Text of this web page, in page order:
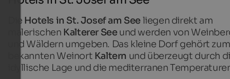
Die Hotels in St. Josef am Seeliegen direkt am
malerischen Kalterer Seeund werden von
und Wäldern umgeben. Das kleine Dorf gehört zum
bekannten Weinort Kaltern und überzeugt durch
idyllische Lage und die mediterranen